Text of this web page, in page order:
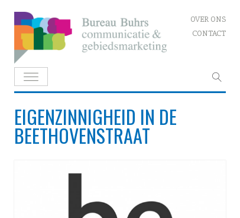
Skip
to
content
OVER ONS
CONTACT
EIGENZINNIGHEID IN DE
BEETHOVENSTRAAT